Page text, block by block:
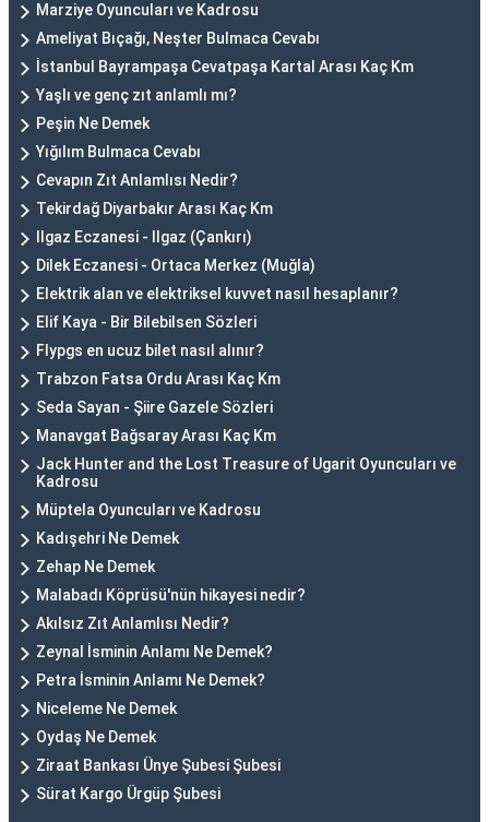
Marziye Oyuncuları ve Kadrosu
Ameliyat Bıçağı, Neşter Bulmaca Cevabı
İstanbul Bayrampaşa Cevatpaşa Kartal Arası Kaç Km
Yaşlı ve genç zıt anlamlı mı?
Peşin Ne Demek
Yığılım Bulmaca Cevabı
Cevapın Zıt Anlamlısı Nedir?
Tekirdağ Diyarbakır Arası Kaç Km
Ilgaz Eczanesi - Ilgaz (Çankırı)
Dilek Eczanesi - Ortaca Merkez (Muğla)
Elektrik alan ve elektriksel kuvvet nasıl hesaplanır?
Elif Kaya - Bir Bilebilsen Sözleri
Flypgs en ucuz bilet nasıl alınır?
Trabzon Fatsa Ordu Arası Kaç Km
Seda Sayan - Şiire Gazele Sözleri
Manavgat Bağsaray Arası Kaç Km
Jack Hunter and the Lost Treasure of Ugarit Oyuncuları ve
Kadrosu
Müptela Oyuncuları ve Kadrosu
Kadışehri Ne Demek
Zehap Ne Demek
Malabadı Köprüsü'nün hikayesi nedir?
Akılsız Zıt Anlamlısı Nedir?
Zeynal İsminin Anlamı Ne Demek?
Petra İsminin Anlamı Ne Demek?
Niceleme Ne Demek
Oydaş Ne Demek
Ziraat Bankası Ünye Şubesi Şubesi
Sürat Kargo Ürgüp Şubesi